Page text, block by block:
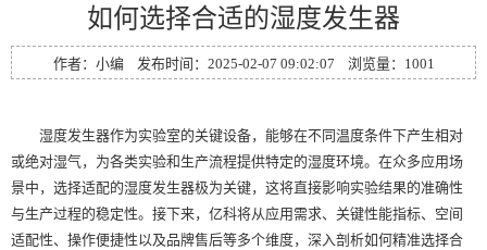
如何选择合适的湿度发生器
作者：小编 发布时间：2025-02-07 09:02:07 浏览量： 1001
湿度发生器作为实验室的关键设备，能够在不同温度条件下产生相对
或绝对湿气，为各类实验和生产流程提供特定的湿度环境。在众多应用场
景中，选择适配的湿度发生器极为关键，这将直接影响实验结果的准确性
与生产过程的稳定性。接下来，亿科将从应用需求、关键性能指标、空间
适配性、操作便捷性以及品牌售后等多个维度，深入剖析如何精准选择合